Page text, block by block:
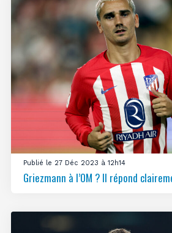
Publié le 27 Déc 2023 à 12h14
Griezmann à l’OM ? Il répond